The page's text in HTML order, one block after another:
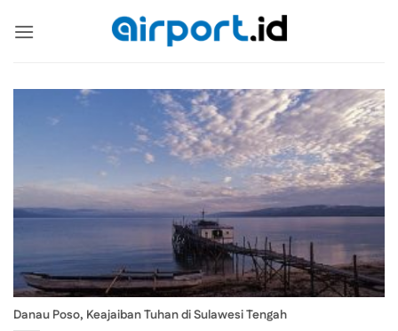
Danau Poso, Keajaiban Tuhan di Sulawesi Tengah